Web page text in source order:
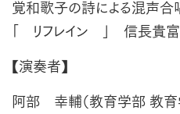
覚和歌子の詩による混声合
「 リフレイン 」 信長貴
【演奏者】
阿部 幸輔（教育学部 教